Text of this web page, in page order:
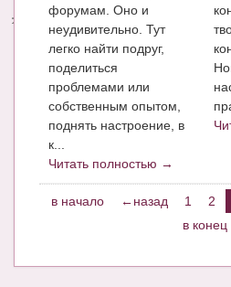
форумам. Оно и
неудивительно. Тут
легко найти подруг,
поделиться
проблемами или
собственным опытом,
поднять настроение, в
к...
Читать полностью →
в начало ←назад 1 2
в конец